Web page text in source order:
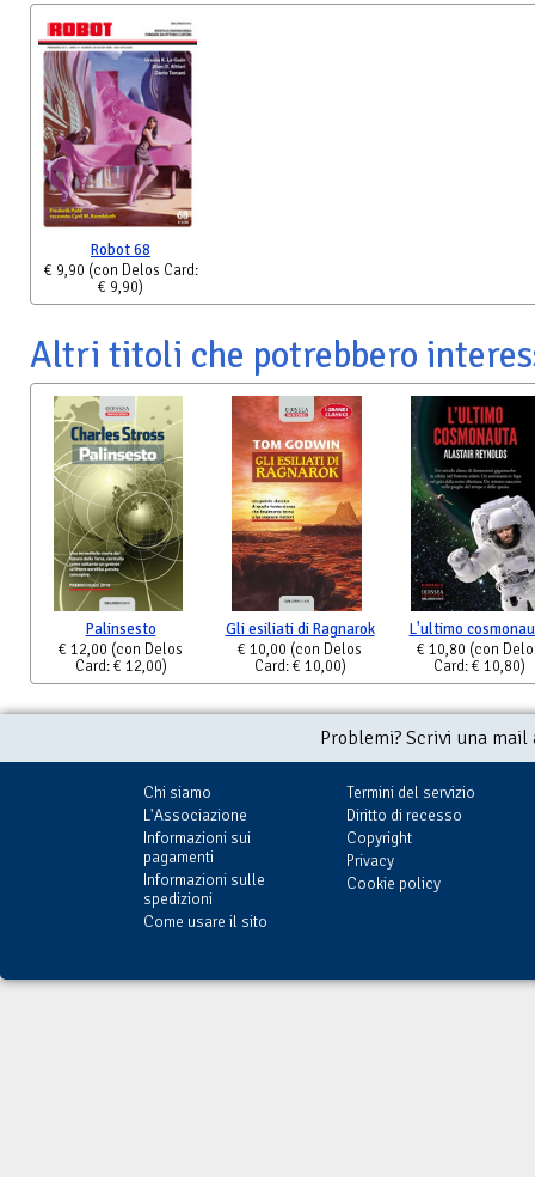
Robot 68
€ 9,90 (con Delos Card:
€ 9,90)
Altri titoli che potrebbero
Palinsesto
€ 12,00 (con Delos
Card: € 12,00)
Gli esiliati di Ragnarok
€ 10,00 (con Delos
Card: € 10,00)
L'ultimo
€ 10,80 (con
Card: € 10,80)
Problemi? Scrivi una
Chi siamo
L'Associazione
Informazioni sui
pagamenti
Informazioni sulle
spedizioni
Come usare il sito
Termini del servizio
Diritto di recesso
Copyright
Privacy
Cookie policy